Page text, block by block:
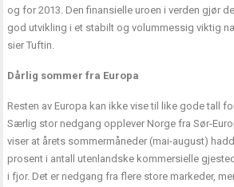
og for 2013. Den finansielle uroen i verden gjør
god utvikling i et stabilt og volummessig viktig
sier Tuftin.
Dårlig sommer fra Europa
Resten av Europa kan ikke vise til like gode tall
Særlig stor nedgang opplever Norge fra Sør-
viser at årets sommermåneder (mai-august)
prosent i antall utenlandske kommersielle
i fjor. Det er nedgang fra flere store markeder,